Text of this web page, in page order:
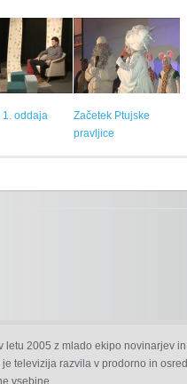
1. oddaja
Začetek Ptujske
pravljice
letu 2005 z mlado ekipo novinarjev
televizija razvila v prodorno in
vsebine.